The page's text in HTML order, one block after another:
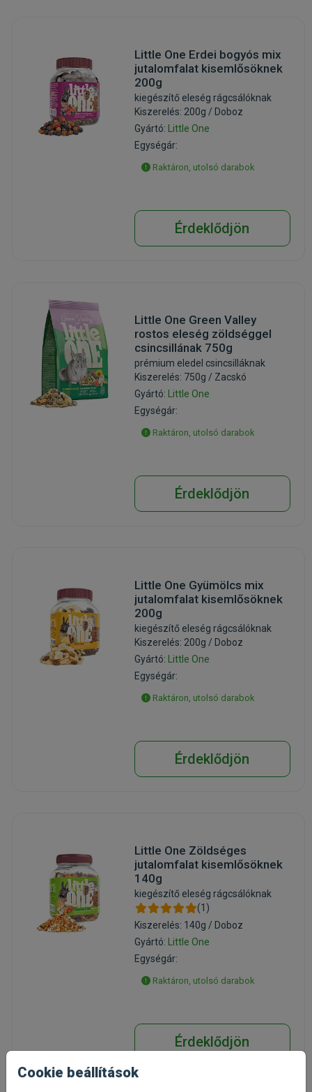
Little One Erdei bogyós mix
jutalomfalat kisemlősöknek
200g
kiegészítő eleség rágcsálóknak
Kiszerelés: 200g / Doboz
Gyártó:
Little One
Egységár:
Raktáron, utolsó darabok
Érdeklődjön
Little One Green Valley
rostos eleség zöldséggel
csincsillának 750g
prémium eledel csincsilláknak
Kiszerelés: 750g / Zacskó
Gyártó:
Little One
Egységár:
Raktáron, utolsó darabok
Érdeklődjön
Little One Gyümölcs mix
jutalomfalat kisemlősöknek
200g
kiegészítő eleség rágcsálóknak
Kiszerelés: 200g / Doboz
Gyártó:
Little One
Egységár:
Raktáron, utolsó darabok
Érdeklődjön
Little One Zöldséges
jutalomfalat kisemlősöknek
140g
kiegészítő eleség rágcsálóknak
(1)
Kiszerelés: 140g / Doboz
Gyártó:
Little One
Egységár:
Raktáron, utolsó darabok
Érdeklődjön
Cookie beállítások